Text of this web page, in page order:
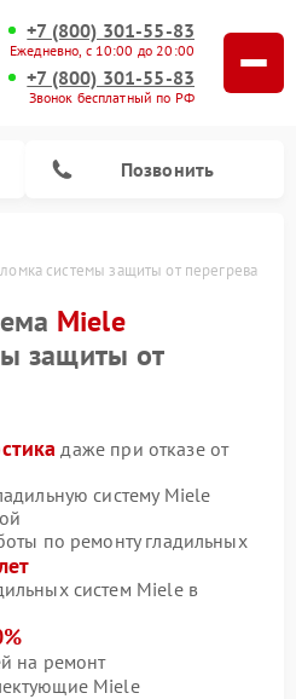
+7 (800) 301-55-83
Ежедневно, с 10:00 до 20:00
+7 (800) 301-55-83
Звонок бесплатный по РФ
Позвонить
системы защиты от перегрева
Miele
защиты от
даже при отказе от
систему Miele
по ремонту гладильных
систем Miele в
на ремонт
Miele